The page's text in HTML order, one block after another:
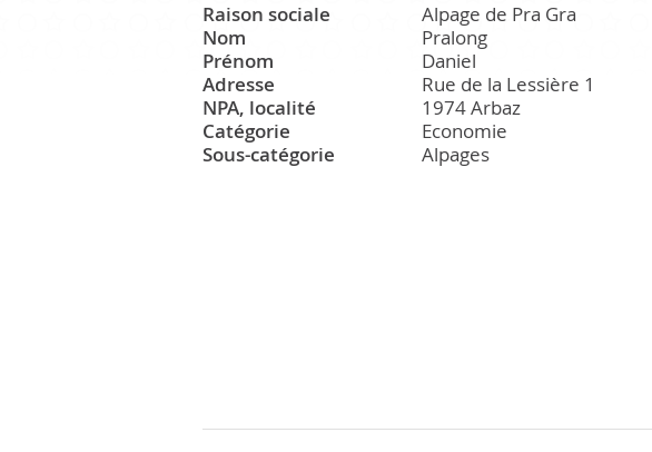
CULTURE ET PATRIMOINE
Patrimoine
Office du tourisme
Manifestations
PRATIQUE
Raison sociale
Alpage de Pra Gra
Nom
Pralong
Prénom
Daniel
Adresse
Rue de la Lessière 1
NPA, localité
1974 Arbaz
Catégorie
Economie
Sous-catégorie
Alpages